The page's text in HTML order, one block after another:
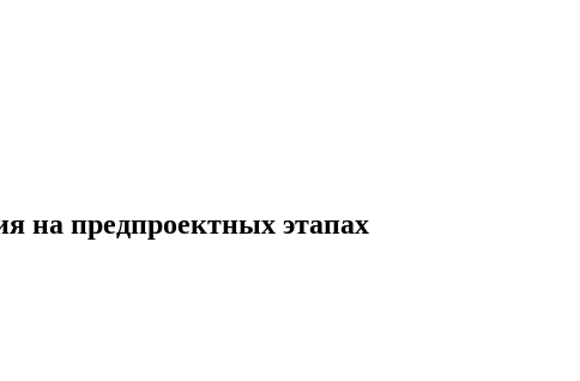
на предпроектных этапах